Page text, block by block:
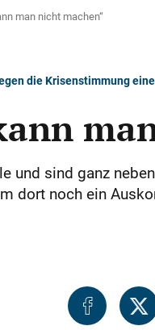
man nicht machen“​
die Krisenstimmung
und sind ganz
dort noch ein